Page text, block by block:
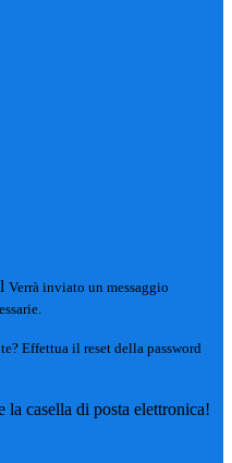
Verrà inviato un messaggio
Effettua il reset della password
casella di posta elettronica!